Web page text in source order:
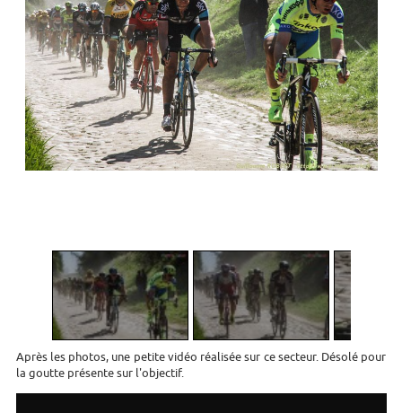
Après les photos, une petite vidéo réalisée sur ce secteur. Désolé pour
la goutte présente sur l'objectif.